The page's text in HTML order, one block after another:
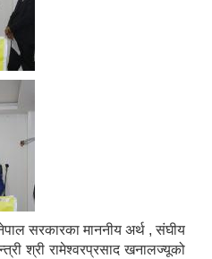
सरकारका माननीय अर्थ , संघीय
श्री रामेश्वरप्रसाद खनालज्यूको